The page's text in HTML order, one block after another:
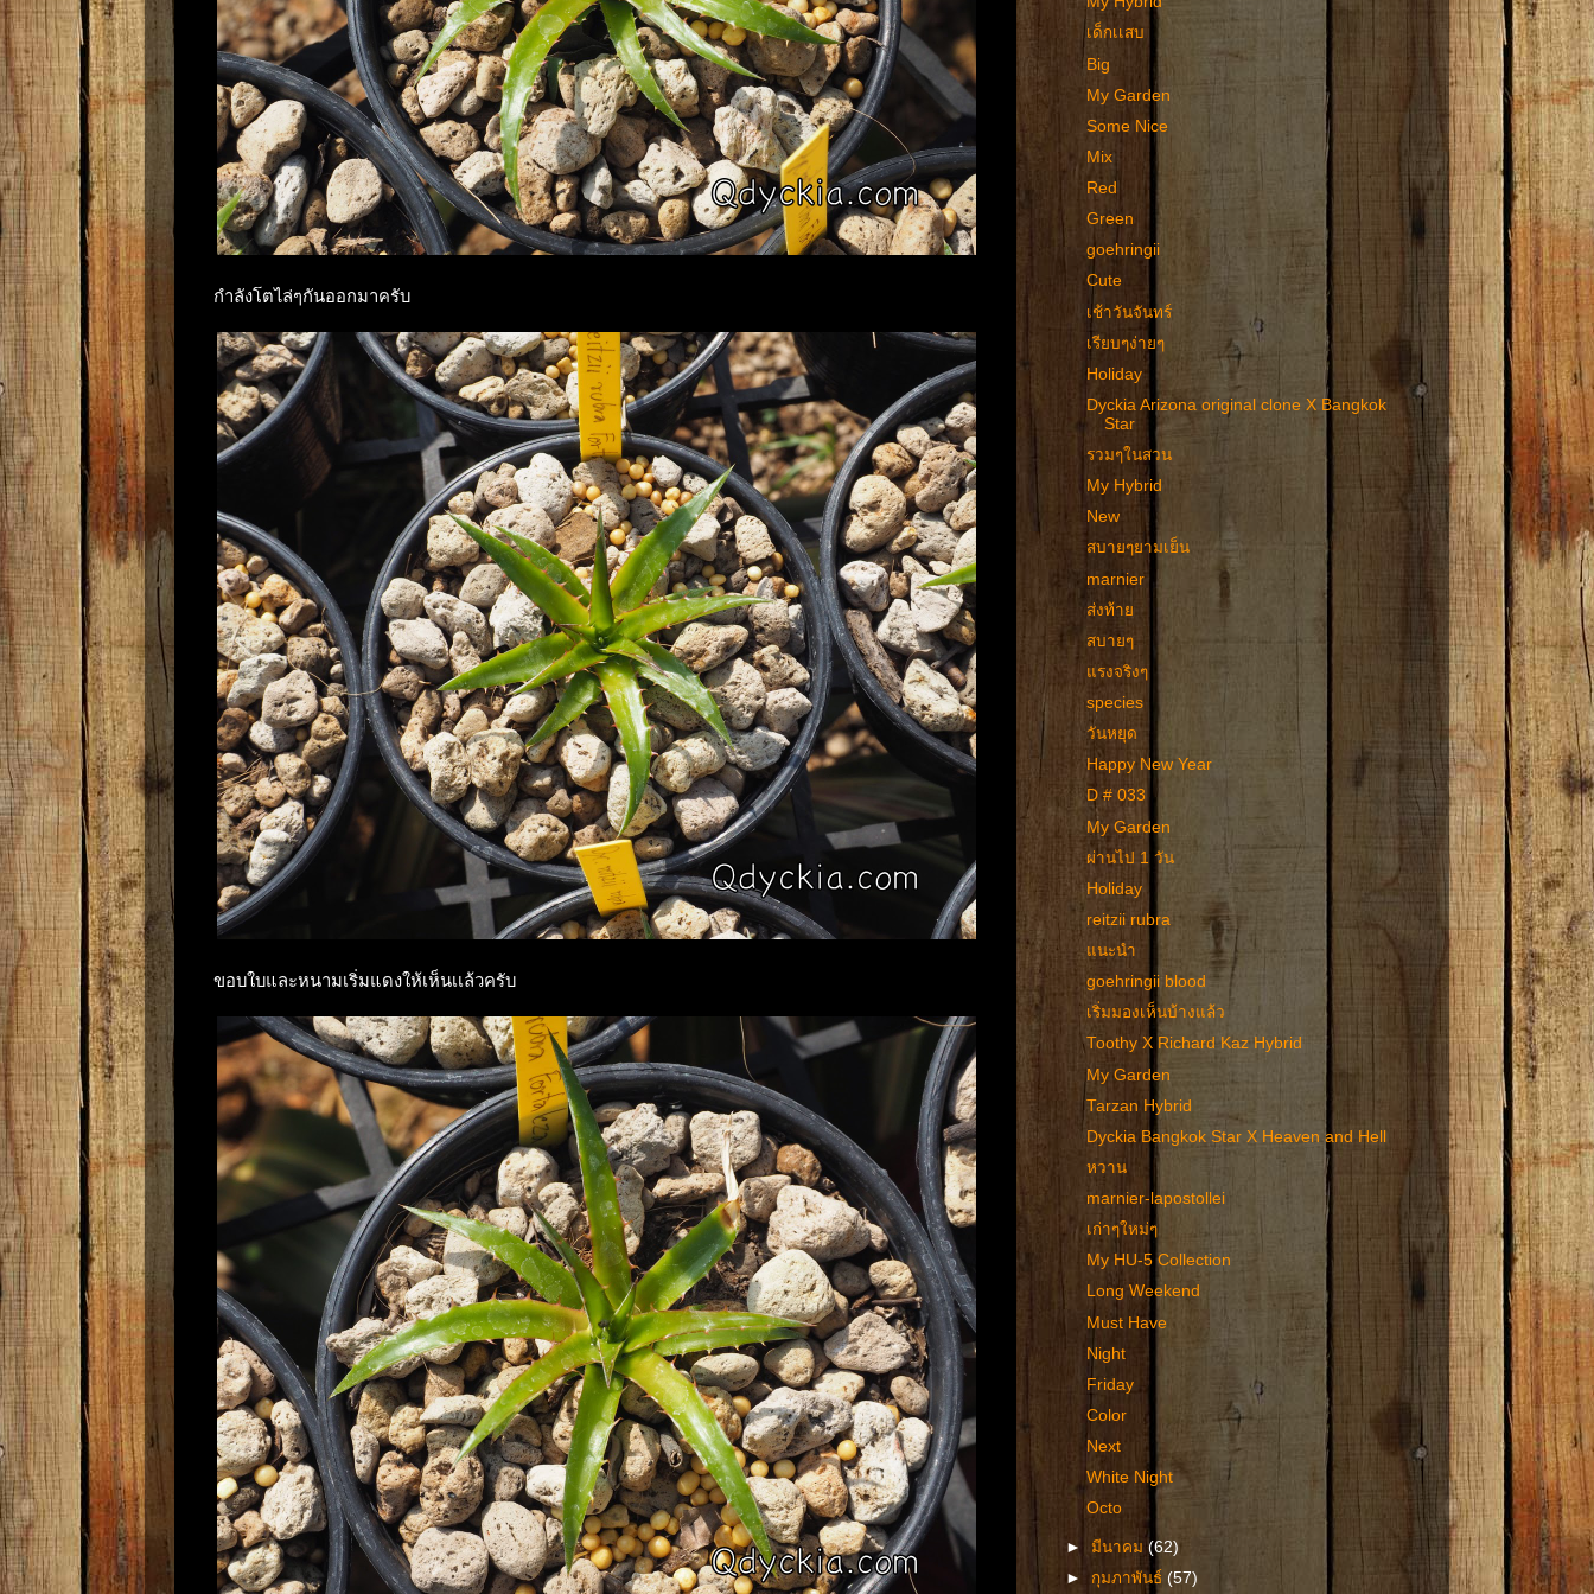
กำลังโตไล่ๆกันออกมาครับ
ขอบใบและหนามเริ่มแดงให้เห็นเเล้วครับ
เด็กเเสบ
Big
My Garden
Some Nice
Mix
Red
Green
goehringii
Cute
เช้าวันจันทร์
เรียบๆง่ายๆ
Holiday
Dyckia Arizona original clone X Bangkok
Star
รวมๆในสวน
My Hybrid
New
สบายๆยามเย็น
marnier
ส่งท้าย
สบายๆ
แรงจริงๆ
species
วันหยุด
Happy New Year
D # 033
My Garden
ผ่านไป 1 วัน
Holiday
reitzii rubra
แนะนำ
goehringii blood
เริ่มมองเห็นบ้างแล้ว
Toothy X Richard Kaz Hybrid
My Garden
Tarzan Hybrid
Dyckia Bangkok Star X Heaven and Hell
หวาน
marnier-lapostollei
เก่าๆใหม่ๆ
My HU-5 Collection
Long Weekend
Must Have
Night
Friday
Color
Next
White Night
Octo
►มีนาคม(62)
► กุมภาพันธ์(57)